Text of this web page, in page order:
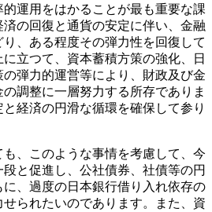
運用をはかることが最も重要な課
の回復と通貨の安定に伴い、金融
、ある程度その弾力性を回復して
立つて、資本蓄積方策の強化、日
弾力的運営等により、財政及び金
調整に一層努力する所存でありま
経済の円滑な循環を確保して参り
、このような事情を考慮して、今
と促進し、公社債券、社債等の円
、過度の日本銀行借り入れ依存の
られたいのであります。また、資